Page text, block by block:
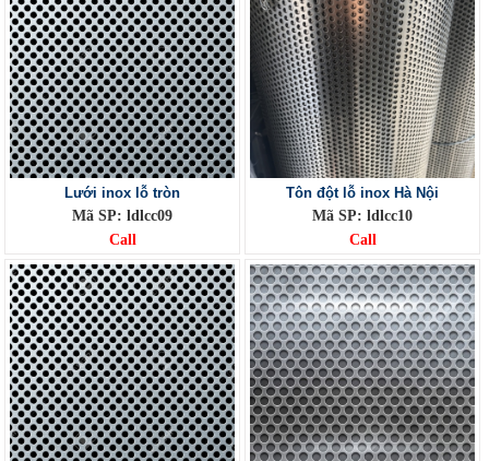
Lưới inox lỗ tròn
Mã SP: ldlcc09
Call
Tôn đột lỗ inox Hà Nội
Mã SP: ldlcc10
Call